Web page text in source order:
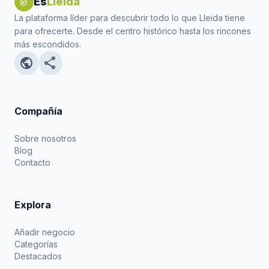
La plataforma líder para descubrir todo lo que Lleida tiene
para ofrecerte. Desde el centro histórico hasta los rincones
más escondidos.
public share
Compañía
Sobre nosotros
Blog
Contacto
Explora
Añadir negocio
Categorías
Destacados